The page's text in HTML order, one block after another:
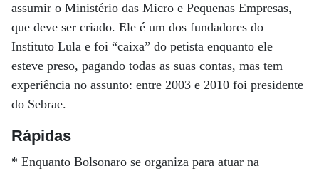
assumir o Ministério das Micro e Pequenas Empresas,
que deve ser criado. Ele é um dos fundadores do
Instituto Lula e foi “caixa” do petista enquanto ele
esteve preso, pagando todas as suas contas, mas tem
experiência no assunto: entre 2003 e 2010 foi presidente
do Sebrae.
Rápidas
* Enquanto Bolsonaro se organiza para atuar na